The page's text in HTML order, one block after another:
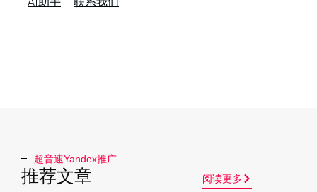
超音速Yandex推广​
推荐文章 阅读更多